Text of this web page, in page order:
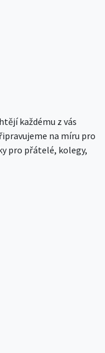
každému z vás
na míru pro
pro přátelé, kolegy,